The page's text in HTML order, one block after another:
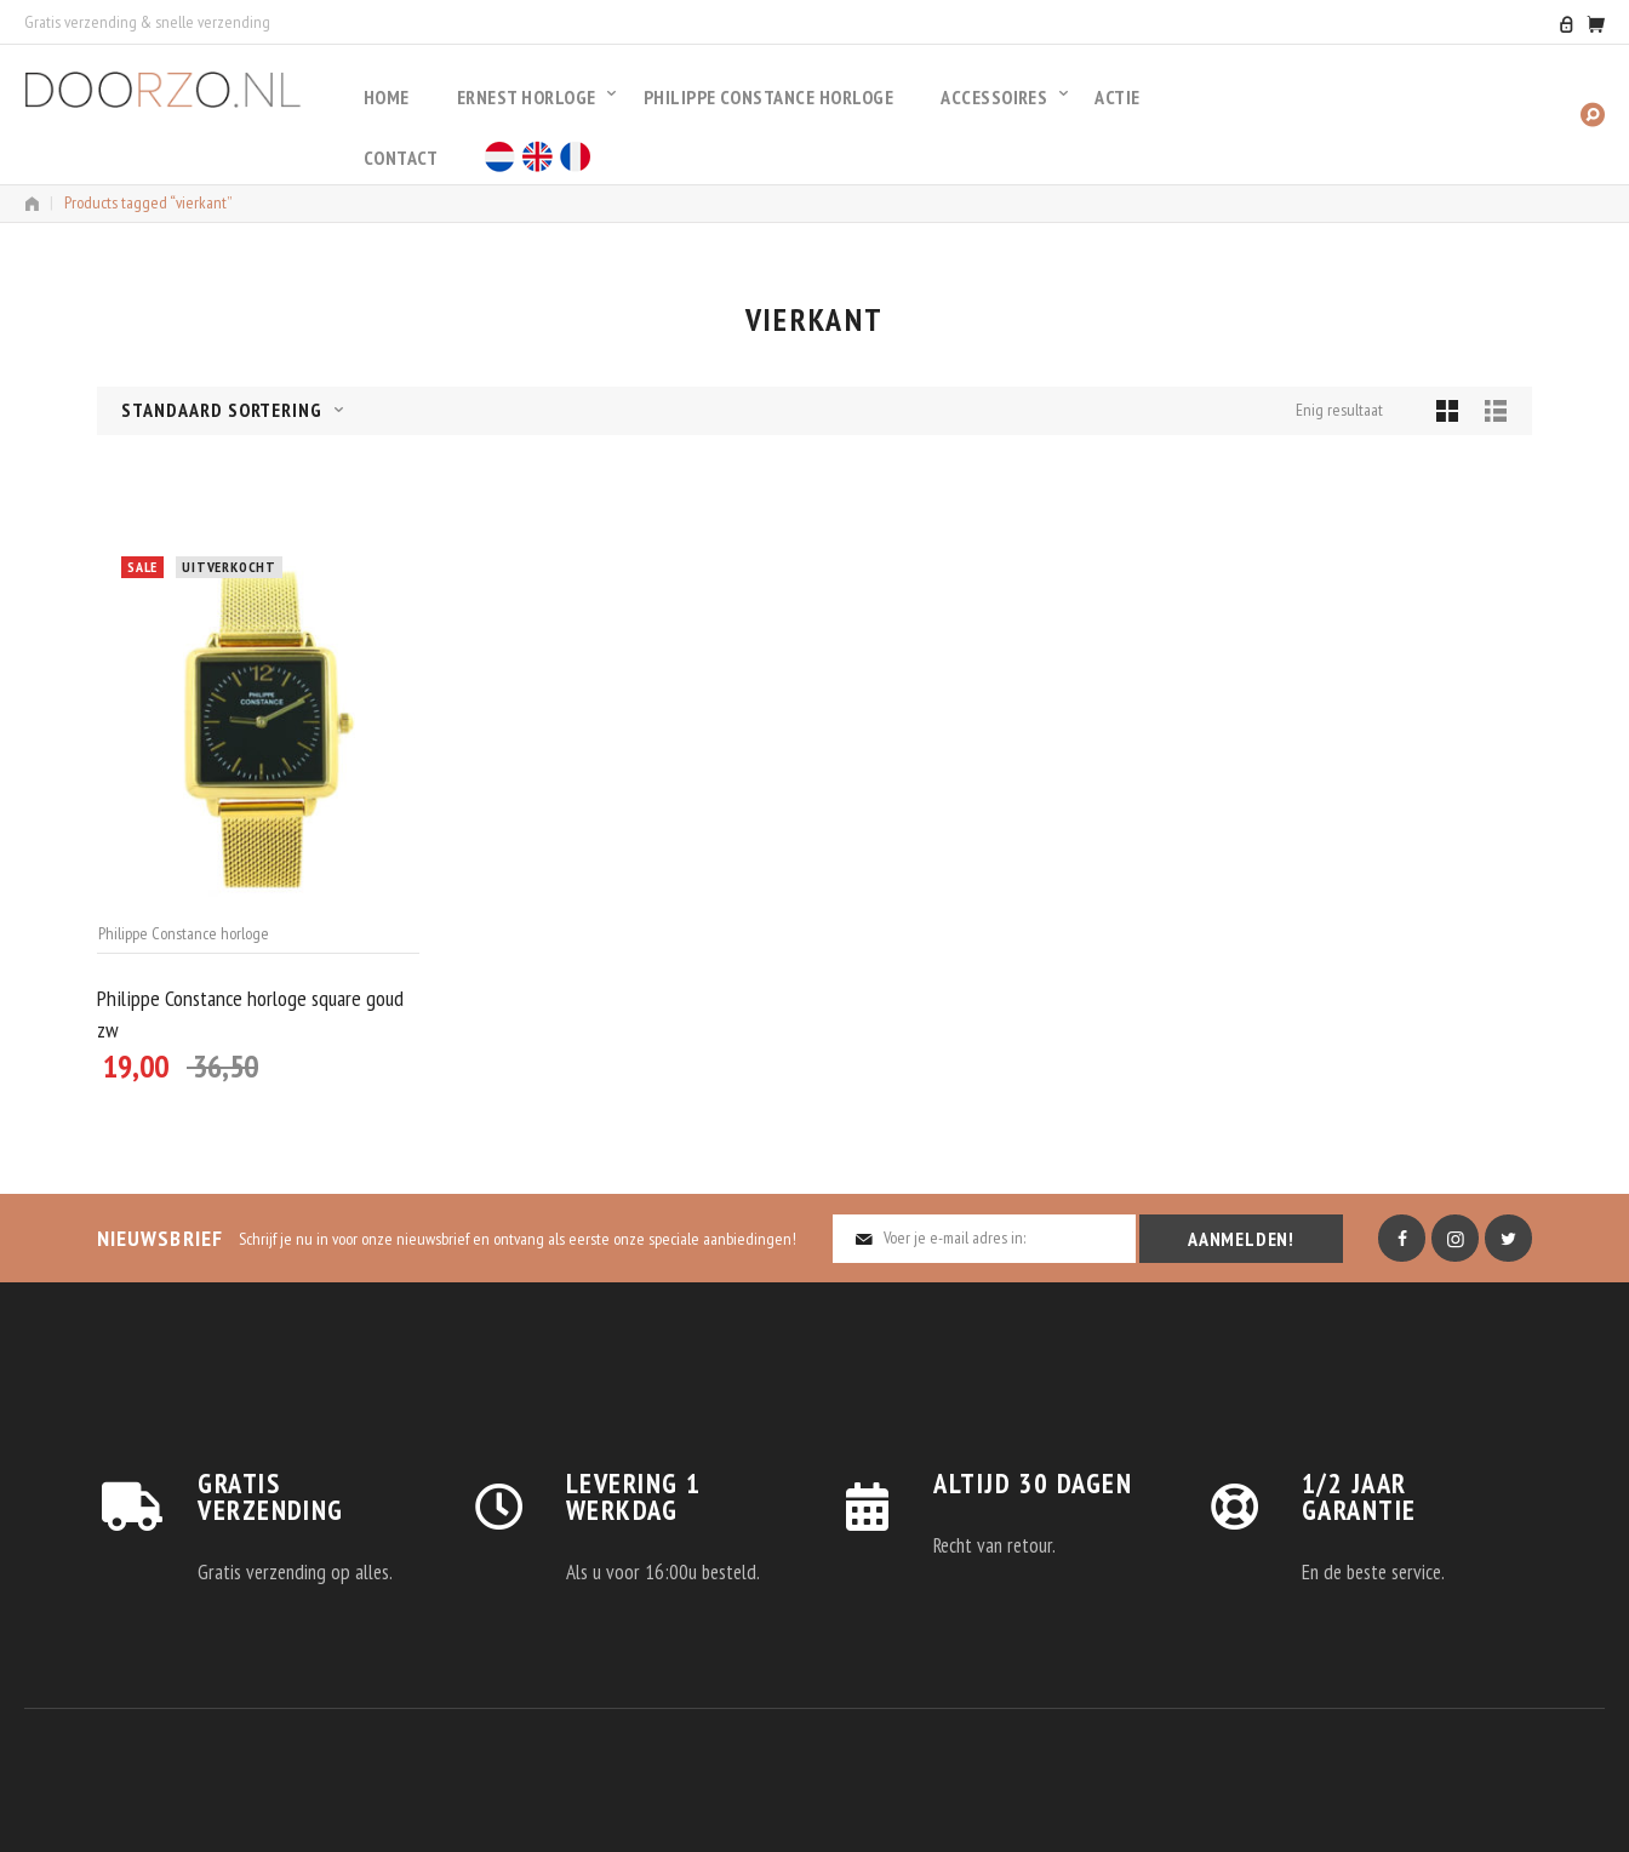
Skip
to
content
Gratis verzending & snelle verzending
HOME ERNEST HORLOGE PHILIPPE CONSTANCE HORLOGE ACCESSOIRES ACTIE
CONTACT
| Products tagged “vierkant”
VIERKANT
Enig resultaat
STANDAARD SORTERING
SALE UITVERKOCHT
Philippe Constance horloge
Philippe Constance horloge square goud
zw
36,50
19,00
NIEUWSBRIEF Schrijf je nu in voor onze nieuwsbrief en ontvang als eerste onze speciale aanbiedingen! AANMELDEN!
GRATIS
VERZENDING
Gratis verzending op alles.
LEVERING 1
WERKDAG
Als u voor 16:00u besteld.
ALTIJD 30 DAGEN
Recht van retour.
1/2 JAAR
GARANTIE
En de beste service.